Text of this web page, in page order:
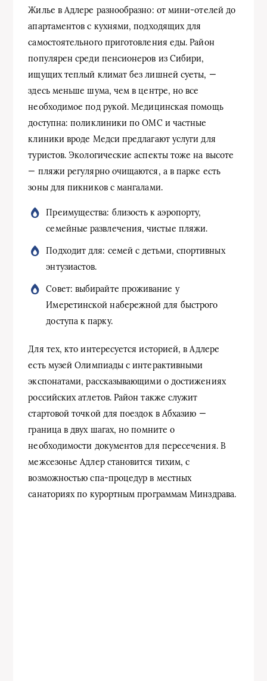
Жилье в Адлере разнообразно: от мини-отелей до
апартаментов с кухнями, подходящих для
самостоятельного приготовления еды. Район
популярен среди пенсионеров из Сибири,
ищущих теплый климат без лишней суеты, —
здесь меньше шума, чем в центре, но все
необходимое под рукой. Медицинская помощь
доступна: поликлиники по ОМС и частные
клиники вроде Медси предлагают услуги для
туристов. Экологические аспекты тоже на высоте
— пляжи регулярно очищаются, а в парке есть
зоны для пикников с мангалами.
Преимущества: близость к аэропорту,
семейные развлечения, чистые пляжи.
Подходит для: семей с детьми, спортивных
энтузиастов.
Совет: выбирайте проживание у
Имеретинской набережной для быстрого
доступа к парку.
Для тех, кто интересуется историей, в Адлере
есть музей Олимпиады с интерактивными
экспонатами, рассказывающими о достижениях
российских атлетов. Район также служит
стартовой точкой для поездок в Абхазию —
граница в двух шагах, но помните о
необходимости документов для пересечения. В
межсезонье Адлер становится тихим, с
возможностью спа-процедур в местных
санаториях по курортным программам Минздрава.